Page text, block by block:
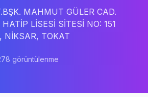
Giriş Yap
MAHMUT GÜLER CAD.
LİSESİ SİTESİ NO: 151
NİKSAR, TOKAT
görüntülenme